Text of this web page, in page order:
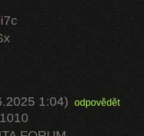
1:04) odpovědět